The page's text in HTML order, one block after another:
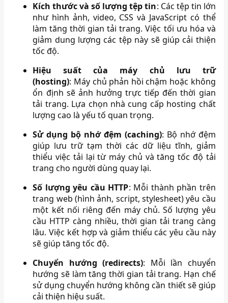
Kích thước và số lượng tệp tin: Các tệp tin lớn
như hình ảnh, video, CSS và JavaScript có thể
làm tăng thời gian tải trang. Việc tối ưu hóa và
giảm dung lượng các tệp này sẽ giúp cải thiện
tốc độ.
Hiệu suất của máy chủ lưu trữ
(hosting): Máy chủ phản hồi chậm hoặc không
ổn định sẽ ảnh hưởng trực tiếp đến thời gian
tải trang. Lựa chọn nhà cung cấp hosting chất
lượng cao là yếu tố quan trọng.
Sử dụng bộ nhớ đệm (caching): Bộ nhớ đệm
giúp lưu trữ tạm thời các dữ liệu tĩnh, giảm
thiểu việc tải lại từ máy chủ và tăng tốc độ tải
trang cho người dùng quay lại.
Số lượng yêu cầu HTTP: Mỗi thành phần trên
trang web (hình ảnh, script, stylesheet) yêu cầu
một kết nối riêng đến máy chủ. Số lượng yêu
cầu HTTP càng nhiều, thời gian tải trang càng
lâu. Việc kết hợp và giảm thiểu các yêu cầu này
sẽ giúp tăng tốc độ.
Chuyển hướng (redirects): Mỗi lần chuyển
hướng sẽ làm tăng thời gian tải trang. Hạn chế
sử dụng chuyển hướng không cần thiết sẽ giúp
cải thiện hiệu suất.